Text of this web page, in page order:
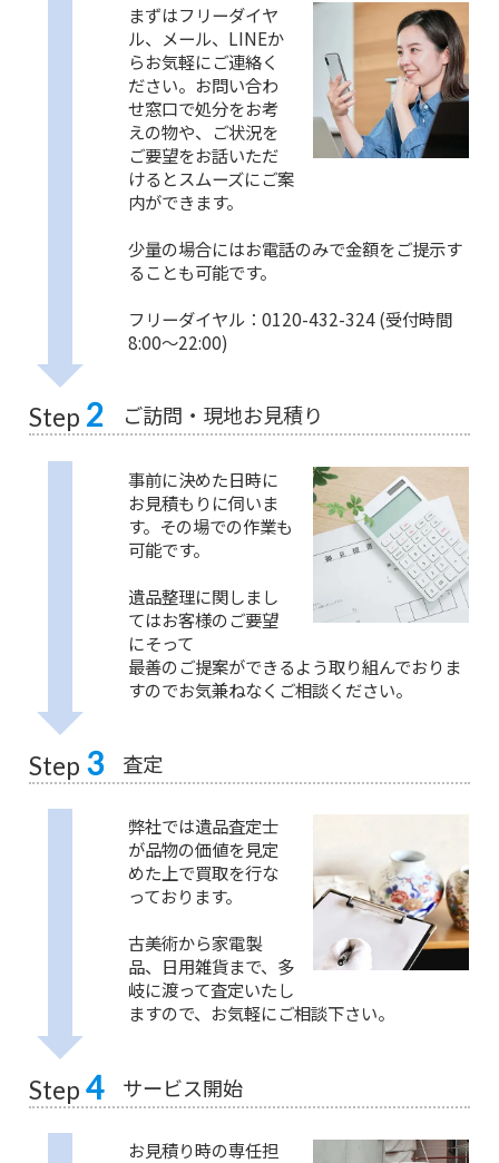
まずはフリーダイヤ
ル、メール、LINEか
らお気軽にご連絡く
ださい。お問い合わ
せ窓口で処分をお考
えの物や、ご状況を
ご要望をお話いただ
けるとスムーズにご案
内ができます。
少量の場合にはお電話のみで金額をご提示す
ることも可能です。
フリーダイヤル：0120-432-324 (受付時間
8:00〜22:00)
Step 2 ご訪問・現地お見積り
事前に決めた日時に
お見積もりに伺いま
す。その場での作業も
可能です。
遺品整理に関しまし
てはお客様のご要望
にそって
最善のご提案ができるよう取り組んでおりま
すのでお気兼ねなくご相談ください。
Step 3 査定
弊社では遺品査定士
が品物の価値を見定
めた上で買取を行な
っております。
古美術から家電製
品、日用雑貨まで、多
岐に渡って査定いたし
ますので、お気軽にご相談下さい。
Step 4 サービス開始
お見積り時の専任担